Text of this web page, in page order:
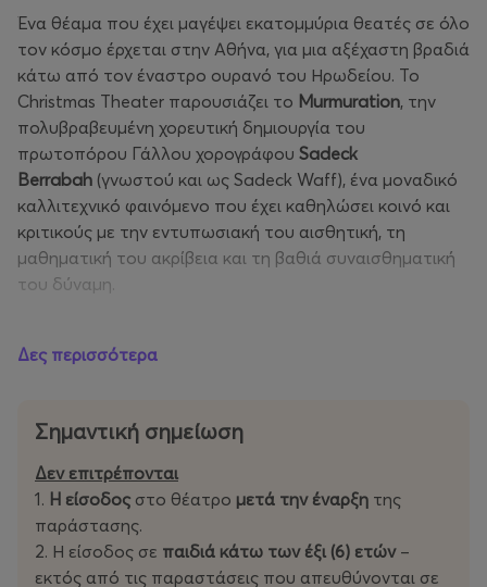
Ένα θέαμα που έχει μαγέψει εκατομμύρια θεατές σε όλο
τον κόσμο έρχεται στην Αθήνα, για μια αξέχαστη βραδιά
κάτω από τον έναστρο ουρανό του Ηρωδείου. Το
Christmas Theater παρουσιάζει το Murmuration, την
πολυβραβευμένη χορευτική δημιουργία του
πρωτοπόρου Γάλλου χορογράφου Sadeck
Berrabah (γνωστού και ως Sadeck Waff), ένα μοναδικό
καλλιτεχνικό φαινόμενο που έχει καθηλώσει κοινό και
κριτικούς με την εντυπωσιακή του αισθητική, τη
μαθηματική του ακρίβεια και τη βαθιά συναισθηματική
του δύναμη.
γεωμετρικές κινήσεις των σμηνών πουλιών
συγχρονισμού και οπτικής μαγείας. Με 50 χορευτές επί
σκηνής, που κινούνται με τεχνική «variable geometry»
και μέσα από τη χρήση του εμβληματικού tutting
(χορευτικό ύφος που βασίζεται στις γεωμετρικές
κινήσεις των άκρων), τοMurmurationγίνεται ένα
ζωντανό έργο τέχνης, μια απεικόνιση της υπερβατικής
Δες περισσότερα
Σημαντική σημείωση
Δεν επιτρέπονται
1. H είσοδος στο θέατρο μετά την έναρξη της
παράστασης.
2. Η είσοδος σε παιδιά κάτω των έξι (6) ετών–
εκτός από τις παραστάσεις που απευθύνονται σε